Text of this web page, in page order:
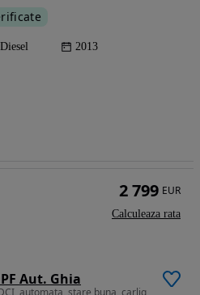
Diesel 2013
Aut. Ghia
automata, stare buna, carlig
2 799 EUR
Calculeaza rata